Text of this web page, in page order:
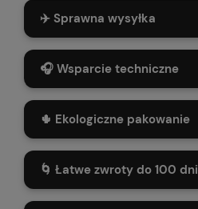
✈️ Sprawna wysyłka
🎧 Wsparcie techniczne
🌵 Ekologiczne pakowanie
🌀 Łatwe zwroty do 100 dni